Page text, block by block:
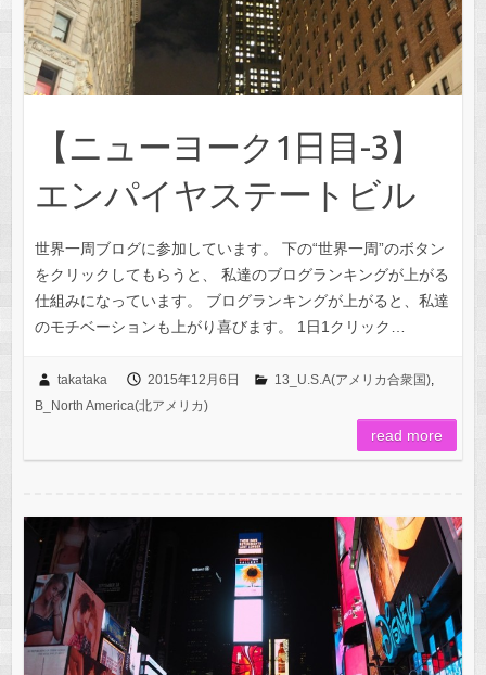
【ニューヨーク1日目-3】
エンパイヤステートビル
世界一周ブログに参加しています。 下の“世界一周”のボタン
をクリックしてもらうと、 私達のブログランキングが上がる
仕組みになっています。 ブログランキングが上がると、私達
のモチベーションも上がり喜びます。 1日1クリック…
takataka 2015年12月6日 13_U.S.A(アメリカ合衆国),
B_North America(北アメリカ)
read more